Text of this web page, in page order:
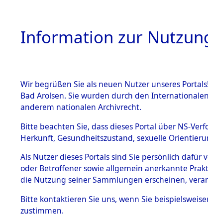
HOME
BESTÄNDE
Inhaftierungsdoku
mente
5. Verschiedenes
Todesmärsche
5.3.1 Alliierte
Information zur
Wir begrüßen Sie als neuen Nutzer unseres
Bad Arolsen. Sie wurden durch den
anderem nationalen Archivrecht.
Bitte beachten Sie, dass dieses Portal über NS-
Herkunft, Gesundheitszustand, sexuelle
Als Nutzer dieses Portals sind Sie persönlich
oder Betroffener sowie allgemein anerkannte
die Nutzung seiner Sammlungen erscheinen,
Bitte kontaktieren Sie uns, wenn Sie
zustimmen.